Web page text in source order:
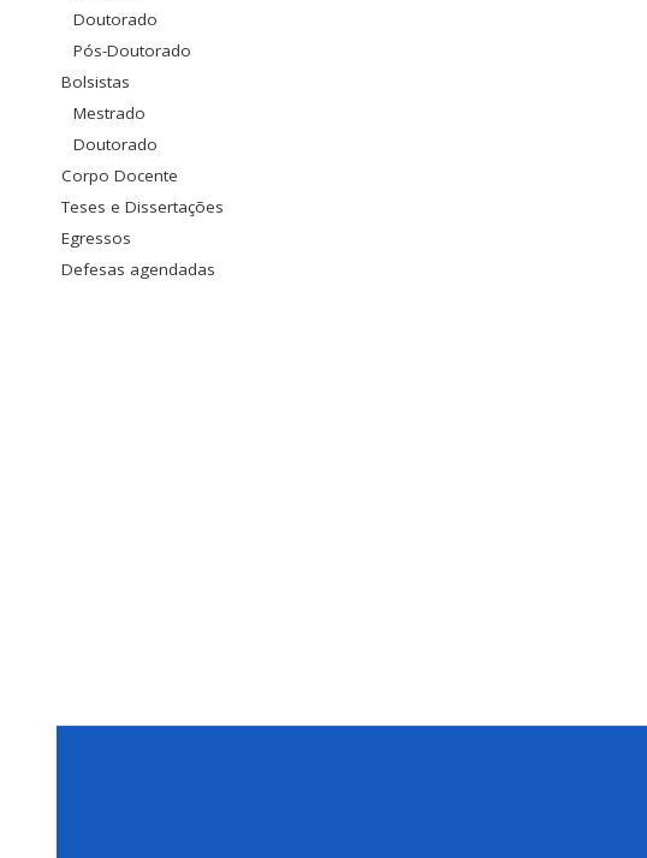
Doutorado
Pós-Doutorado
Bolsistas
Mestrado
Doutorado
Corpo Docente
Teses e Dissertações
Egressos
Defesas agendadas